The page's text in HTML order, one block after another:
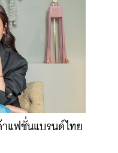
แฟชั่นแบรนด์ไทย